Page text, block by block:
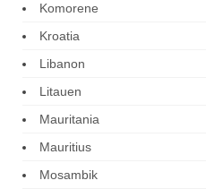
Komorene
Kroatia
Libanon
Litauen
Mauritania
Mauritius
Mosambik